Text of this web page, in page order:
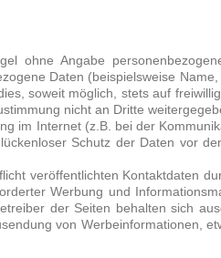
ohne Angabe
Daten (beispielsweise Name,
soweit möglich, stets auf
nicht an Dritte
im Internet (z.B. bei der
Schutz der Daten vor
veröffentlichten Kontaktdaten
Werbung und
der Seiten behalten sich
von Werbeinformationen,